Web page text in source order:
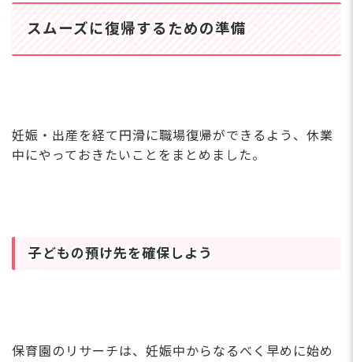
スムーズに復帰するための準備
妊娠・出産を経て円滑に職場復帰ができるよう、休業
中にやっておきたいことをまとめました。
子どもの預け先を確保しよう
保育園のリサーチは、妊娠中からなるべく早めに始め